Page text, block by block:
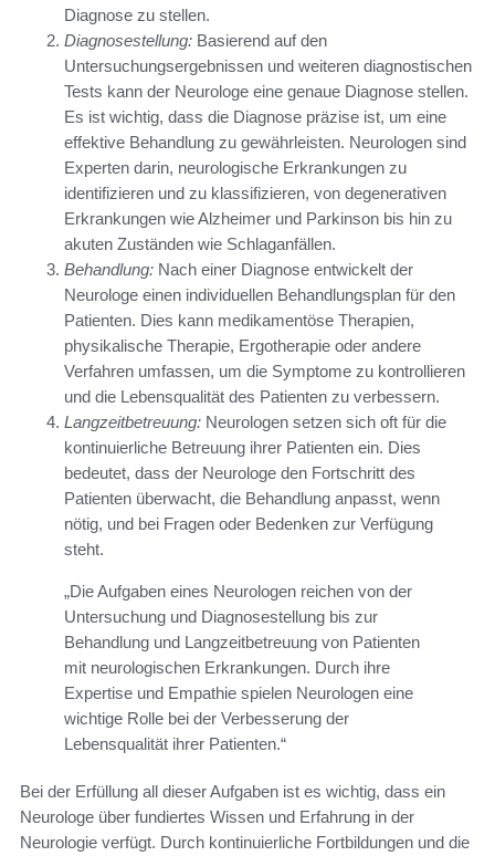
Diagnose zu stellen.
Diagnosestellung: Basierend auf den
Untersuchungsergebnissen und weiteren diagnostischen
Tests kann der Neurologe eine genaue Diagnose stellen.
Es ist wichtig, dass die Diagnose präzise ist, um eine
effektive Behandlung zu gewährleisten. Neurologen sind
Experten darin, neurologische Erkrankungen zu
identifizieren und zu klassifizieren, von degenerativen
Erkrankungen wie Alzheimer und Parkinson bis hin zu
akuten Zuständen wie Schlaganfällen.
Behandlung: Nach einer Diagnose entwickelt der
Neurologe einen individuellen Behandlungsplan für den
Patienten. Dies kann medikamentöse Therapien,
physikalische Therapie, Ergotherapie oder andere
Verfahren umfassen, um die Symptome zu kontrollieren
und die Lebensqualität des Patienten zu verbessern.
Langzeitbetreuung: Neurologen setzen sich oft für die
kontinuierliche Betreuung ihrer Patienten ein. Dies
bedeutet, dass der Neurologe den Fortschritt des
Patienten überwacht, die Behandlung anpasst, wenn
nötig, und bei Fragen oder Bedenken zur Verfügung
steht.
„Die Aufgaben eines Neurologen reichen von der
Untersuchung und Diagnosestellung bis zur
Behandlung und Langzeitbetreuung von Patienten
mit neurologischen Erkrankungen. Durch ihre
Expertise und Empathie spielen Neurologen eine
wichtige Rolle bei der Verbesserung der
Lebensqualität ihrer Patienten.“
Bei der Erfüllung all dieser Aufgaben ist es wichtig, dass ein
Neurologe über fundiertes Wissen und Erfahrung in der
Neurologie verfügt. Durch kontinuierliche Fortbildungen und die